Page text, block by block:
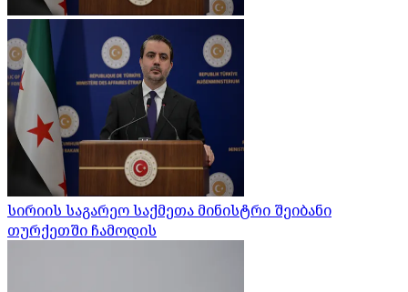
სირიის საგარეო საქმეთა მინისტრი შეიბანი
თურქეთში ჩამოდის